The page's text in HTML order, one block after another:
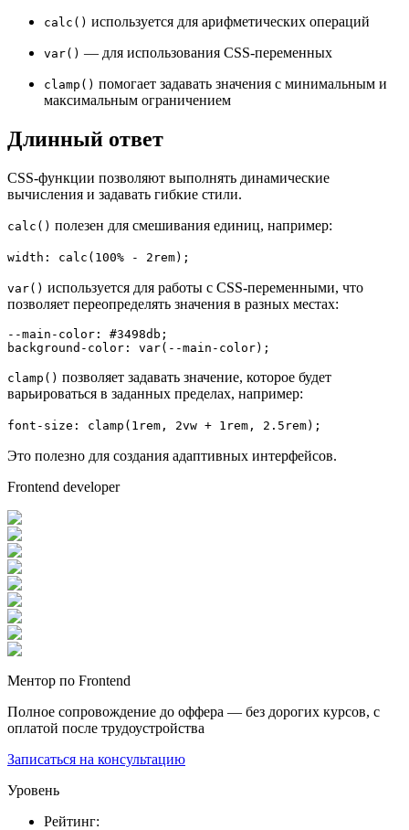
calc() используется для арифметических операций
var() — для использования CSS-переменных
clamp() помогает задавать значения с минимальным и
максимальным ограничением
Длинный ответ
CSS-функции позволяют выполнять динамические
вычисления и задавать гибкие стили.
calc() полезен для смешивания единиц, например:
width: calc(100% - 2rem);
var() используется для работы с CSS-переменными, что
позволяет переопределять значения в разных местах:
--main-color : #3498db
background-color : var(--main-color);
clamp() позволяет задавать значение, которое будет
варьироваться в заданных пределах, например:
font-size: clamp(1rem, 2vw + 1rem, 2.5rem);
Это полезно для создания адаптивных интерфейсов.
Frontend developer
Ментор по Frontend
Полное сопровождение до оффера — без дорогих курсов, с
оплатой после трудоустройства
Записаться на консультацию
Уровень
Рейтинг: